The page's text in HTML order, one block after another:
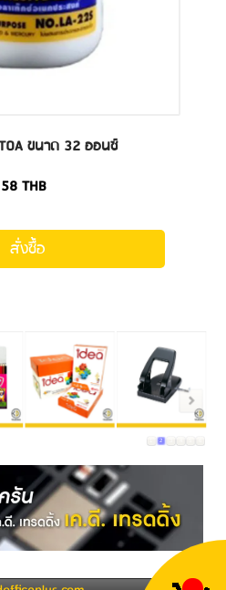
ขนาด 32 ออนซ์
58THB
สั่งซื้อ
2